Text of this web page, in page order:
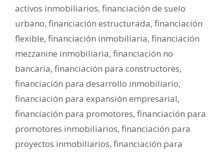
activos inmobiliarios, financiación de suelo
urbano, financiación estructurada, financiación
flexible, financiación inmobiliaria, financiación
mezzanine inmobiliaria, financiación no
bancaria, financiación para constructores,
financiación para desarrollo inmobiliario,
financiación para expansión empresarial,
financiación para promotores, financiación para
promotores inmobiliarios, financiación para
proyectos inmobiliarios, financiación para